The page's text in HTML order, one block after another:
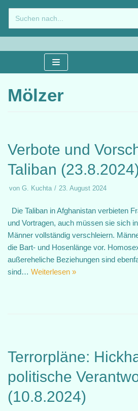
Zum
Inhalt
springen
Mölzer
Verbote und
Taliban (23.8.2024)
von G. Kuchta 23. August 2024
Die Taliban in Afghanistan verbieten
und Vortragen, auch müssen sie sich
Männer vollständig verschleiern.
die Bart- und Hosenlänge vor.
außereheliche Beziehungen sind
sind… Weiterlesen »
Terrorpläne:
politische
(10.8.2024)